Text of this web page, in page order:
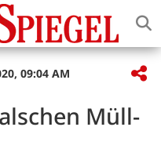
09:04 AM
Müll-